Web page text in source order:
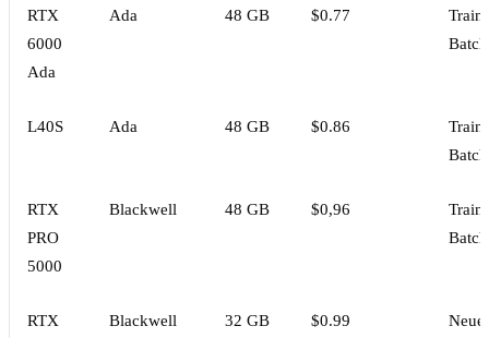
RTX
6000
Ada
Ada 48 GB $0.77
L40S Ada 48 GB $0.86
RTX
PRO
5000
Blackwell 48 GB $0,96
RTX
Blackwell 32 GB $0.99